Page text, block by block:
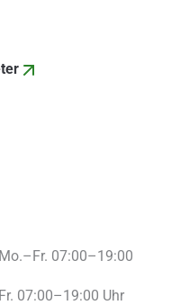
07:00–19:00
07:00–19:00 Uhr